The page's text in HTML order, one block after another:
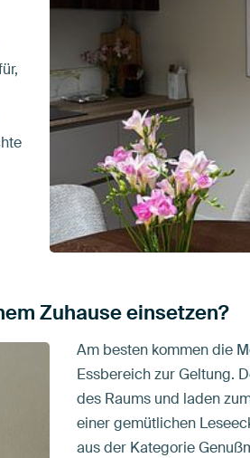
Zuhause einsetzen?
Am besten kommen die
Essbereich zur Geltung.
des Raums und laden
einer gemütlichen
aus der Kategorie